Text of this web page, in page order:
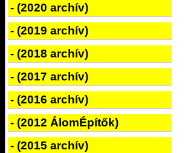
- (2020 archív)
- (2019 archív)
- (2018 archív)
- (2017 archív)
- (2016 archív)
- (2012 ÁlomÉpítők)
- (2015 archív)